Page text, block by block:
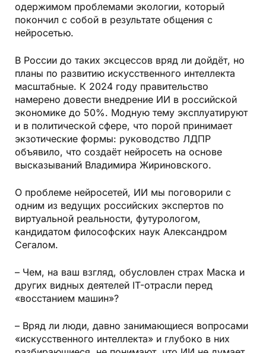
одержимом проблемами экологии, который
покончил с собой в результате общения с
нейросетью.
В России до таких эксцессов вряд ли дойдёт, но
планы по развитию искусственного интеллекта
масштабные. К 2024 году правительство
намерено довести внедрение ИИ в российской
экономике до 50%. Модную тему эксплуатируют
и в политической сфере, что порой принимает
экзотические формы: руководство ЛДПР
объявило, что создаёт нейросеть на основе
высказываний Владимира Жириновского.
О проблеме нейросетей, ИИ мы поговорили с
одним из ведущих российских экспертов по
виртуальной реальности, футурологом,
кандидатом философских наук Александром
Сегалом.
– Чем, на ваш взгляд, обусловлен страх Маска и
других видных деятелей IT-отрасли перед
«восстанием машин»?
– Вряд ли люди, давно занимающиеся вопросами
«искусственного интеллекта» и глубоко в них